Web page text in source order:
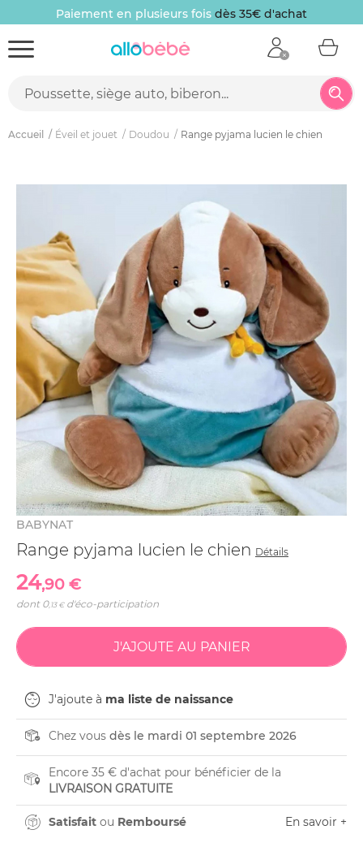
Paiement en plusieurs fois dès 35€ d'achat
Accueil Éveil et jouet Doudou Range pyjama lucien le chien
BABYNAT
Range pyjama lucien le chien Détails
24,90 €
dont 0,13 €d'éco-participation
J'ajoute à ma liste de naissance
Chez vous dès le mardi 01 septembre 2026
Encore 35 € d'achat pour bénéficier de la
LIVRAISON GRATUITE
Satisfait ou Remboursé En savoir +